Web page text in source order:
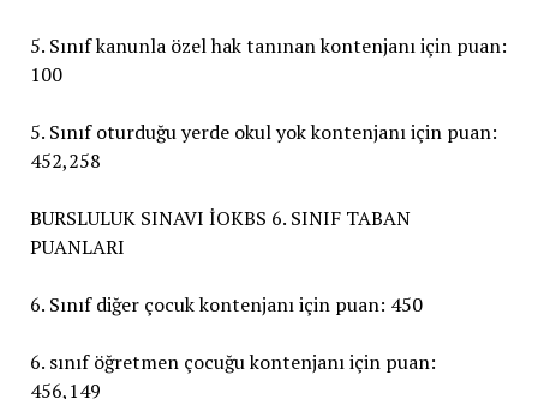
5. Sınıf kanunla özel hak tanınan kontenjanı için puan:
100
5. Sınıf oturduğu yerde okul yok kontenjanı için puan:
452,258
BURSLULUK SINAVI İOKBS 6. SINIF TABAN
PUANLARI
6. Sınıf diğer çocuk kontenjanı için puan: 450
6. sınıf öğretmen çocuğu kontenjanı için puan:
456,149